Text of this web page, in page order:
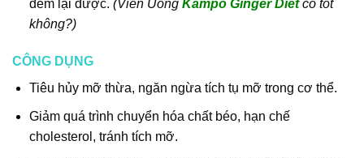
đem lại được. (Viên Uống Kampo Ginger Diet có tốt
không?)
CÔNG DỤNG
Tiêu hủy mỡ thừa, ngăn ngừa tích tụ mỡ trong cơ thể.
Giảm quá trình chuyển hóa chất béo, hạn chế
cholesterol, tránh tích mỡ.